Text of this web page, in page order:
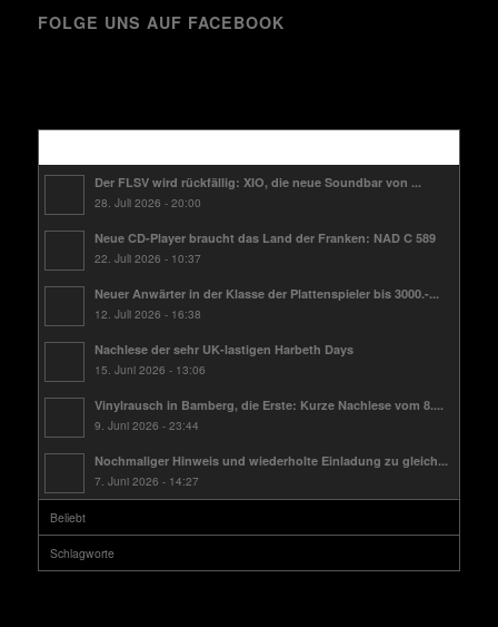
FOLGE UNS AUF FACEBOOK
Der FLSV wird rückfällig: XIO, die neue Soundbar von ...
28. Juli 2026 - 20:00
Neue CD-Player braucht das Land der Franken: NAD C 589
22. Juli 2026 - 10:37
Neuer Anwärter in der Klasse der Plattenspieler bis 3000.-...
12. Juli 2026 - 16:38
Nachlese der sehr UK-lastigen Harbeth Days
15. Juni 2026 - 13:06
Vinylrausch in Bamberg, die Erste: Kurze Nachlese vom 8....
9. Juni 2026 - 23:44
Nochmaliger Hinweis und wiederholte Einladung zu gleich...
7. Juni 2026 - 14:27
Beliebt
Schlagworte